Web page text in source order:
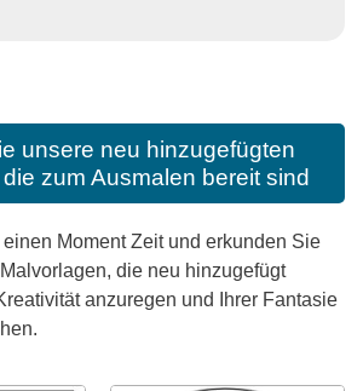
unsere neu hinzugefügten
zum Ausmalen bereit sind
Moment Zeit und erkunden Sie
die neu hinzugefügt
anzuregen und Ihrer Fantasie